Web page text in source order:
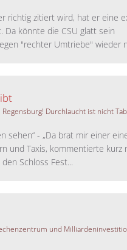
richtig zitiert wird, hat er eine
Da könnte die CSU glatt sein
"rechter Umtriebe" wieder
Regensburg! Durchlaucht ist nicht
sehen“ - „Da brat mir einer
und Taxis, kommentierte kurz
Schloss Fest...
und